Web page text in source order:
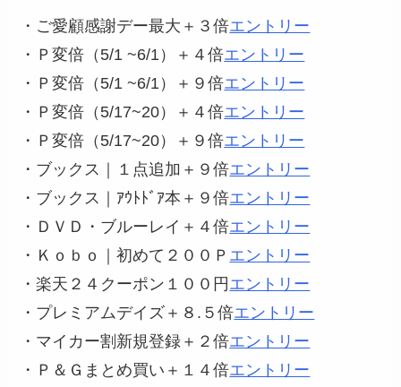
・ご愛顧感謝デー最大＋３倍エントリー
・Ｐ変倍（5/1 ~6/1）＋４倍エントリー
・Ｐ変倍（5/1 ~6/1）＋９倍エントリー
・Ｐ変倍（5/17~20）＋４倍エントリー
・Ｐ変倍（5/17~20）＋９倍エントリー
・ブックス｜１点追加＋９倍エントリー
・ブックス｜ｱｳﾄﾄﾞｱ本＋９倍エントリー
・ＤＶＤ・ブルーレイ＋４倍エントリー
・Ｋｏｂｏ｜初めて２００Ｐ エントリー
・楽天２４クーポン１００円エントリー
・プレミアムデイズ＋８.５倍エントリー
・マイカー割新規登録＋２倍エントリー
・Ｐ＆Ｇまとめ買い＋１４倍エントリー